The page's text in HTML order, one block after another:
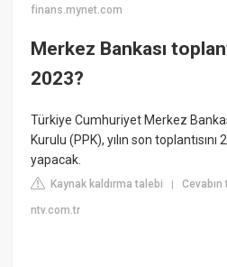
finans.mynet.com
Merkez Bankası
2023?
Türkiye Cumhuriyet Merkez
Kurulu (PPK), yılın son
yapacak.
Kaynak kaldırma talebi |Cevabın
ntv.com.tr